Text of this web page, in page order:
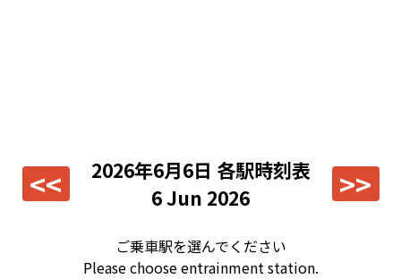
<< 2026年6月6日 各駅時刻表
6 Jun 2026
>>
ご乗車駅を選んでください
Please choose entrainment station.